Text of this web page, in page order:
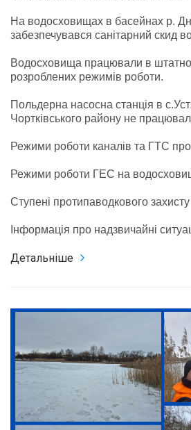
На водосховищах в басейнах р.
забезпечувався санітарний скид
Водосховища працювали в
розроблених режимів роботи.
Польдерна насосна станція в
Чортківського району не
Режими роботи каналів та ГТС
Режими роботи ГЕС на
Ступені протипаводкового
Інформація про надзвичайні
Детальніше